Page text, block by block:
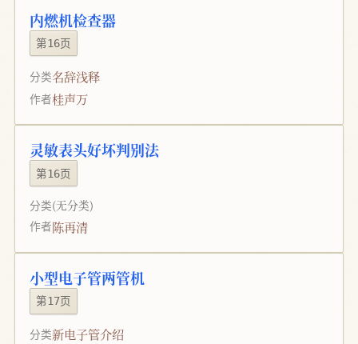
内燃机检查器
第16页
分类名辞浅释
作者桂声万
灵敏表头好坏判别法
第16页
分类(无分类)
作者陈再清
小型电子管两管机
第17页
分类新电子管介绍